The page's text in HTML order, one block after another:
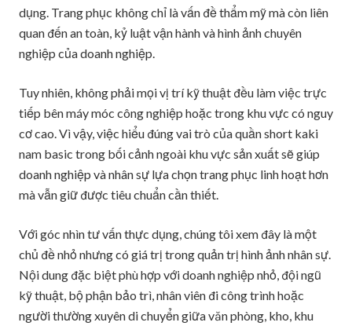
dụng. Trang phục không chỉ là vấn đề thẩm mỹ mà còn liên
quan đến an toàn, kỷ luật vận hành và hình ảnh chuyên
nghiệp của doanh nghiệp.
Tuy nhiên, không phải mọi vị trí kỹ thuật đều làm việc trực
tiếp bên máy móc công nghiệp hoặc trong khu vực có nguy
cơ cao. Vì vậy, việc hiểu đúng vai trò của quần short kaki
nam basic trong bối cảnh ngoài khu vực sản xuất sẽ giúp
doanh nghiệp và nhân sự lựa chọn trang phục linh hoạt hơn
mà vẫn giữ được tiêu chuẩn cần thiết.
Với góc nhìn tư vấn thực dụng, chúng tôi xem đây là một
chủ đề nhỏ nhưng có giá trị trong quản trị hình ảnh nhân sự.
Nội dung đặc biệt phù hợp với doanh nghiệp nhỏ, đội ngũ
kỹ thuật, bộ phận bảo trì, nhân viên đi công trình hoặc
người thường xuyên di chuyển giữa văn phòng, kho, khu